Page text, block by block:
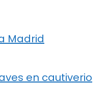
Madrid
en cautiverio